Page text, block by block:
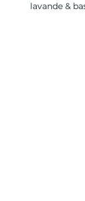
lavande &